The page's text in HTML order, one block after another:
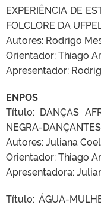
EXPERIÊNCIA DE
FOLCLORE DA
Autores: Rodrigo
Orientador: Thiago
Apresentador:
ENPOS
Título: DANÇAS
NEGRA-DANÇANTES
Autores: Juliana
Orientador: Thiago
Apresentadora:
Título: ÁGUA-